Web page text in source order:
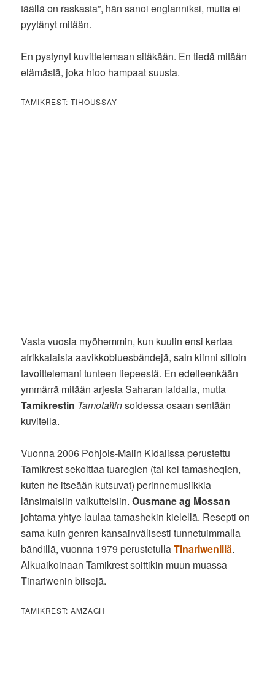
täällä on raskasta”, hän sanoi englanniksi, mutta ei
pyytänyt mitään.
En pystynyt kuvittelemaan sitäkään. En tiedä mitään
elämästä, joka hioo hampaat suusta.
TAMIKREST: TIHOUSSAY
Vasta vuosia myöhemmin, kun kuulin ensi kertaa
afrikkalaisia aavikkobluesbändejä, sain kiinni silloin
tavoittelemani tunteen liepeestä. En edelleenkään
ymmärrä mitään arjesta Saharan laidalla, mutta
Tamikrestin Tamotaïtinsoidessa osaan sentään
kuvitella.
Vuonna 2006 Pohjois-Malin Kidalissa perustettu
Tamikrest sekoittaa tuaregien (tai kel tamasheqien,
kuten he itseään kutsuvat) perinnemusiikkia
länsimaisiin vaikutteisiin.Ousmane ag Mossan
johtama yhtye laulaa tamashekin kielellä. Resepti on
sama kuin genren kansainvälisesti tunnetuimmalla
bändillä, vuonna 1979 perustetullaTinariwenillä.
Alkuaikoinaan Tamikrest soittikin muun muassa
Tinariwenin biisejä.
TAMIKREST: AMZAGH